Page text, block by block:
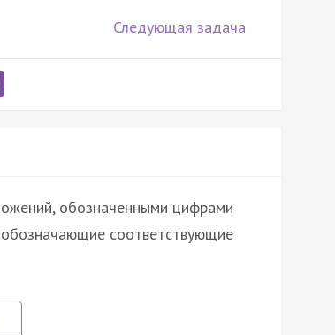
Следующая задача
обозначенными цифрами
соответствующие